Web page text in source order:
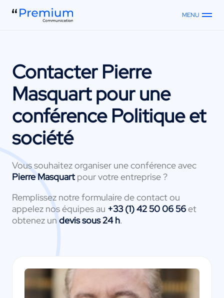
MENU
ContacterPierre
Masquartpour une
conférence Politique et
société
Vous souhaitez organiser une conférence avec
Pierre Masquart pour votre entreprise ?
Remplissez notre formulaire de contact ou
appelez nos équipes au +33 (1) 42 50 06 56et
obtenez un devis sous 24 h.